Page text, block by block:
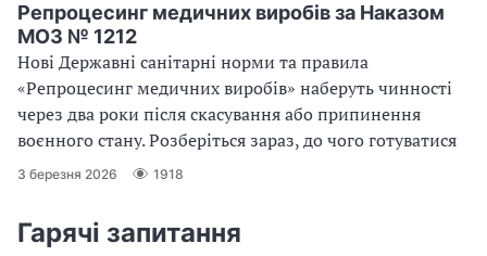
Репроцесинг медичних виробів за Наказом
МОЗ № 1212
Нові Державні санітарні норми та правила
«Репроцесинг медичних виробів» наберуть чинності
через два роки після скасування або припинення
воєнного стану. Розберіться зараз, до чого готуватися
3 березня 2026 1918
Гарячі запитання